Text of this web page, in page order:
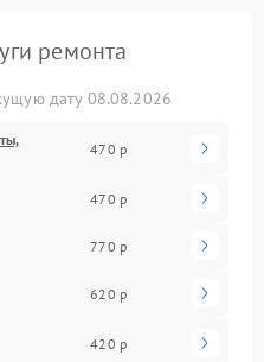
ремонта
дату 08.08.2026
470 р
470 р
770 р
620 р
420 р